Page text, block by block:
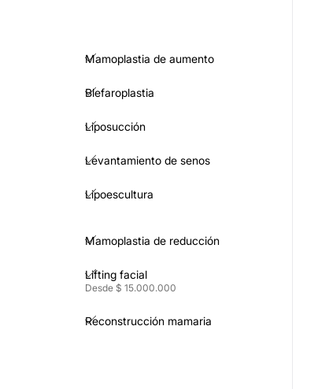
Mamoplastia de aumento
Blefaroplastia
Liposucción
Levantamiento de senos
Lipoescultura
Mamoplastia de reducción
Lifting facial
Desde $ 15.000.000
Reconstrucción mamaria